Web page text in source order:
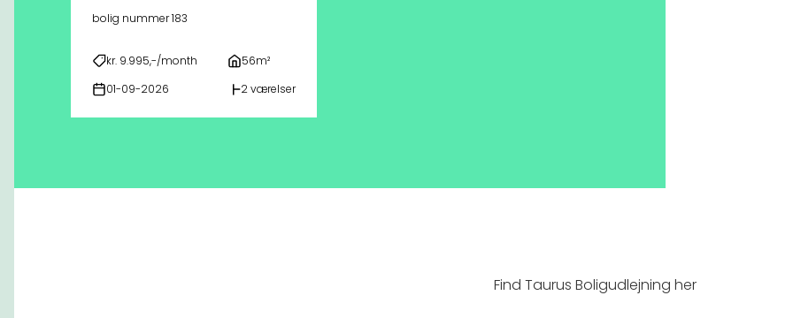
bolig nummer 183
kr. 9.995,-/month 56m²
01-09-2026 2 værelser
Find Taurus Boligudlejning her